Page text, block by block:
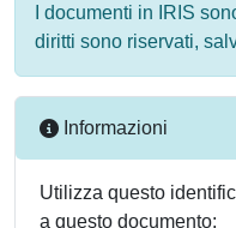
I documenti in IRIS
diritti sono riservati,
Informazioni
Utilizza questo
a questo documento: